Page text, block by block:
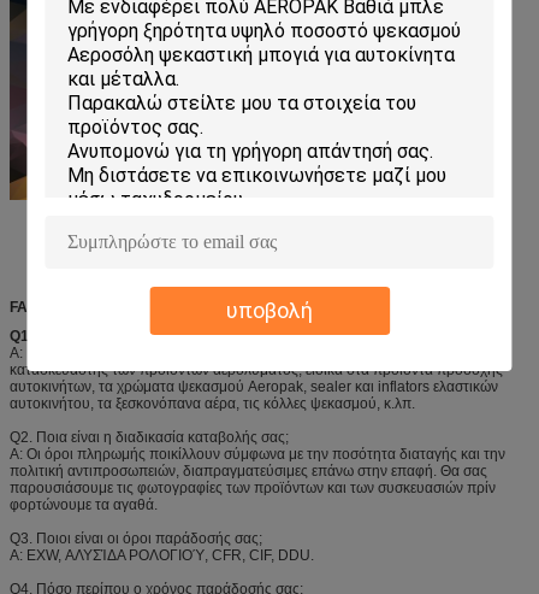
υποβολή
FAQ
Q1.
Είστε κατασκευαστής;
Α: Ναι, Shenzhen ι-όπως τη λεπτή χημική ουσία είμαστε επαγγελματικός
κατασκευαστής των προϊόντων αερολύματος, ειδικά στα προϊόντα προσοχής
αυτοκινήτων, τα χρώματα ψεκασμού Aeropak, sealer και inflators ελαστικών
αυτοκινήτου, τα ξεσκονόπανα αέρα, τις κόλλες ψεκασμού, κ.λπ.
Q2. Ποια είναι η διαδικασία καταβολής σας;
Α: Οι όροι πληρωμής ποικίλλουν σύμφωνα με την ποσότητα διαταγής και την
πολιτική αντιπροσωπειών, διαπραγματεύσιμες επάνω στην επαφή. Θα σας
παρουσιάσουμε τις φωτογραφίες των προϊόντων και των συσκευασιών πρίν
φορτώνουμε τα αγαθά.
Q3. Ποιοι είναι οι όροι παράδοσής σας;
Α: EXW, ΑΛΥΣΊΔΑ ΡΟΛΟΓΙΟΎ, CFR, CIF, DDU.
Q4. Πόσο περίπου ο χρόνος παράδοσής σας;